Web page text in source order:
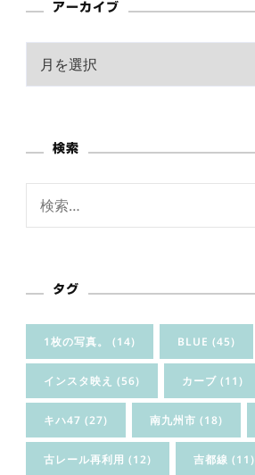
アーカイブ
ブ
検索
タグ
1枚の写真。 (14) BLUE (45)
インスタ映え (56) カーブ (11)
キハ47 (27) 南九州市 (18)
古レール再利用 (12) 吉都線 (11)